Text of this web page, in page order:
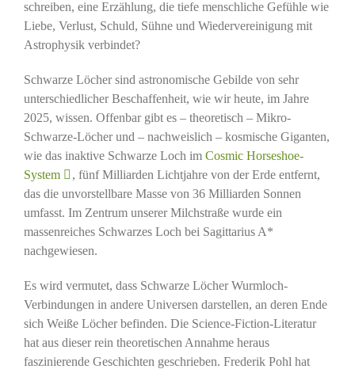
schreiben, eine Erzählung, die tiefe menschliche Gefühle wie
Liebe, Verlust, Schuld, Sühne und Wiedervereinigung mit
Astrophysik verbindet?
Schwarze Löcher sind astronomische Gebilde von sehr
unterschiedlicher Beschaffenheit, wie wir heute, im Jahre
2025, wissen. Offenbar gibt es – theoretisch – Mikro-
Schwarze-Löcher und – nachweislich – kosmische Giganten,
wie das inaktive Schwarze Loch im Cosmic Horseshoe-
System
, fünf Milliarden Lichtjahre von der Erde entfernt,
das die unvorstellbare Masse von 36 Milliarden Sonnen
umfasst. Im Zentrum unserer Milchstraße wurde ein
massenreiches Schwarzes Loch bei Sagittarius A*
nachgewiesen.
Es wird vermutet, dass Schwarze Löcher Wurmloch-
Verbindungen in andere Universen darstellen, an deren Ende
sich Weiße Löcher befinden. Die Science-Fiction-Literatur
hat aus dieser rein theoretischen Annahme heraus
faszinierende Geschichten geschrieben. Frederik Pohl hat